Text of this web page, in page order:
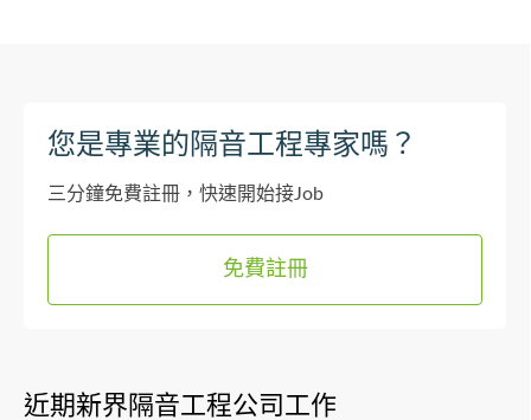
您是專業的隔音工程專家嗎？
三分鐘免費註冊，快速開始接Job
免費註冊
近期新界隔音工程公司工作